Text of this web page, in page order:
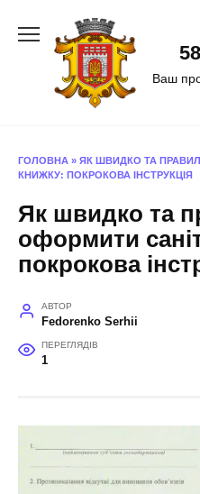
Ваш
ГОЛОВНА » ЯК ШВИДКО ТА
КНИЖКУ: ПОКРОКОВА ІНСТРУКЦІЯ
Як швидко та
оформити
покрокова
АВТОР
Fedorenko Serhii
ПЕРЕГЛЯДІВ
1